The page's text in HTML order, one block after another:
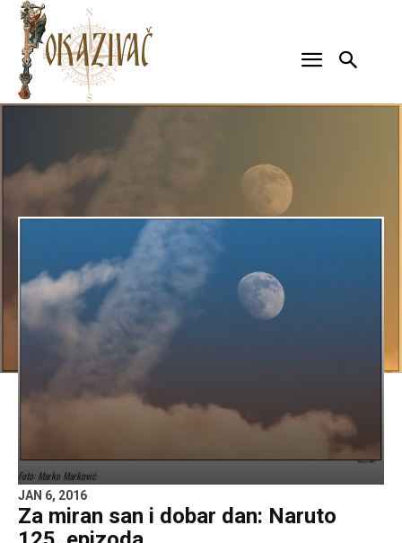
Foto: Marko Marković
JAN 6, 2016
Za miran san i dobar dan: Naruto